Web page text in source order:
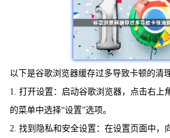
以下是谷歌浏览器缓存过多导致卡顿的清
1. 打开设置：启动谷歌浏览器，点击右上
的菜单中选择“设置”选项。
2. 找到隐私和安全设置：在设置页面中，